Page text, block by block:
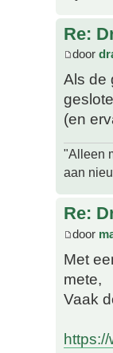
Re:
door
Als de
(en
"Alleen
aan
Re:
door
Met
mete,
Vaak